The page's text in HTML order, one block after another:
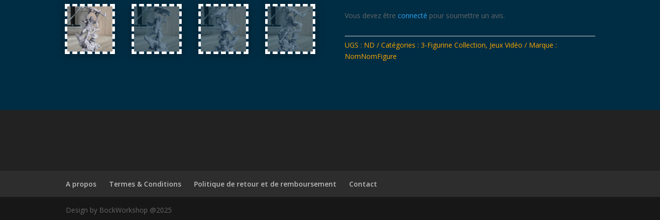
Vous devez être connecté pour soumettre un avis.
UGS : ND Catégories : 3-Figurine Collection, Jeux Vidéo
Marque :
NomNomFigure
A propos Termes & Conditions Politique de retour et de remboursement Contact
Design by BockWorkshop @2025